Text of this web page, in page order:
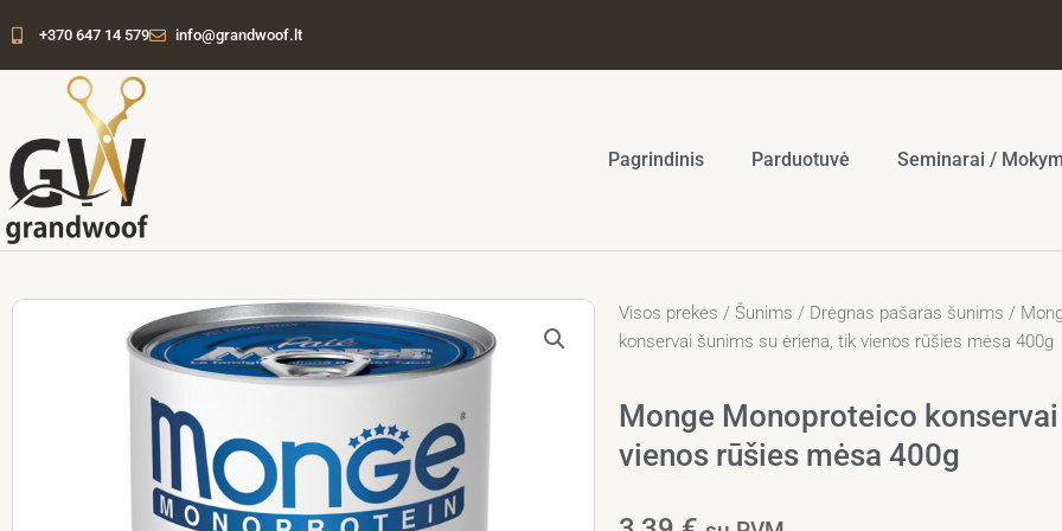
prie
turinio
+370 647 14 579 info@grandwoof.lt
Pagrindinis Parduotuvė Seminarai /
Visos prekės / Šunims / Drėgnas pašaras šunims /
konservai šunims su ėriena, tik vienos rūšies mėsa 400g
Monge Monoproteico
vienos rūšies mėsa 400g